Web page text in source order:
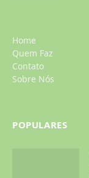
Home
Quem Faz
Contato
Sobre Nós
POPULARES